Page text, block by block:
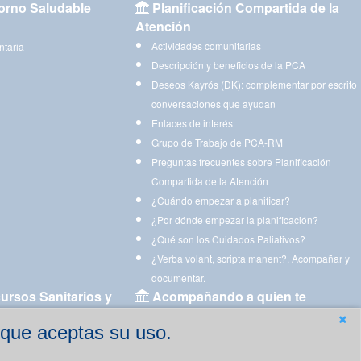
aceptas su uso.
Saludable
Planificación Compartida de la
Atención
Actividades comunitarias
Descripción y beneficios de la PCA
Deseos Kayrós (DK): complementar por escrito
conversaciones que ayudan
Enlaces de interés
Grupo de Trabajo de PCA-RM
Preguntas frecuentes sobre Planificación
Compartida de la Atención
¿Cuándo empezar a planificar?
¿Por dónde empezar la planificación?
¿Qué son los Cuidados Paliativos?
¿Verba volant, scripta manent?. Acompañar y
documentar.
Sanitarios y
Acompañando a quien te
Aplicaciones para descargar